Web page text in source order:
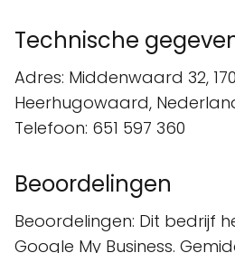
Technische
Adres: Middenwaard 32,
Heerhugowaard,
Telefoon: 651 597 360
Beoordelingen
Beoordelingen: Dit bedrijf
Google My Business.